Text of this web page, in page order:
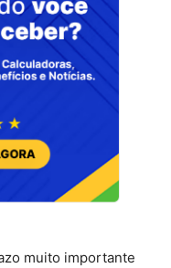
muito importante